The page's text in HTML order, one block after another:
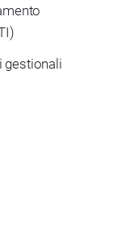
gestionali